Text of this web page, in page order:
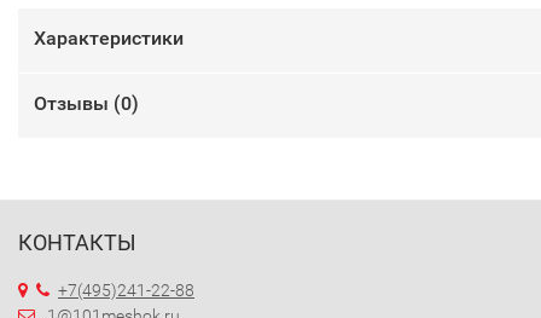
Характеристики
Отзывы (0)
КОНТАКТЫ
+7(495)241-22-88